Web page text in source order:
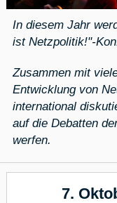
In diesem Jahr
ist Netzpolitik!"-
Zusammen mit
Entwicklung von
international
auf die Debatten
werfen.
7.